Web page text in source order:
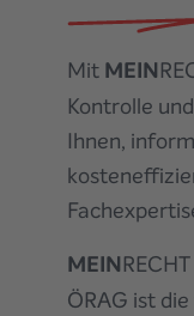
Mit MEIN
Kontrolle
Ihnen,
MEIN
ÖRAG ist